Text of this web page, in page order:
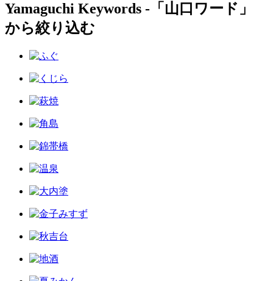
Yamaguchi Keywords ‐「山口ワード」
から絞り込む